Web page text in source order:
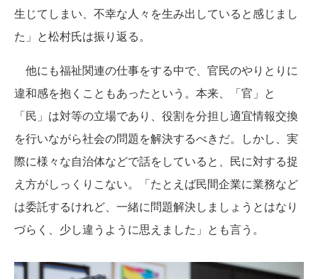
生じてしまい、不幸な人々を生み出していると感じまし
た」と松村氏は振り返る。
他にも福祉関連の仕事をする中で、官民のやりとりに
違和感を抱くこともあったという。本来、「官」と
「民」は対等の立場であり、役割を分担し適宜情報交換
を行いながら社会の問題を解決するべきだ。しかし、実
際に様々な自治体などで話をしていると、民に対する捉
え方がしっくりこない。「たとえば民間企業に業務など
は委託するけれど、一緒に問題解決しましょうとはなり
づらく、少し違うように思えました」とも言う。